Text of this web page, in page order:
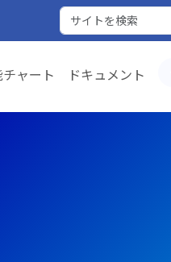
ャート ドキュメント